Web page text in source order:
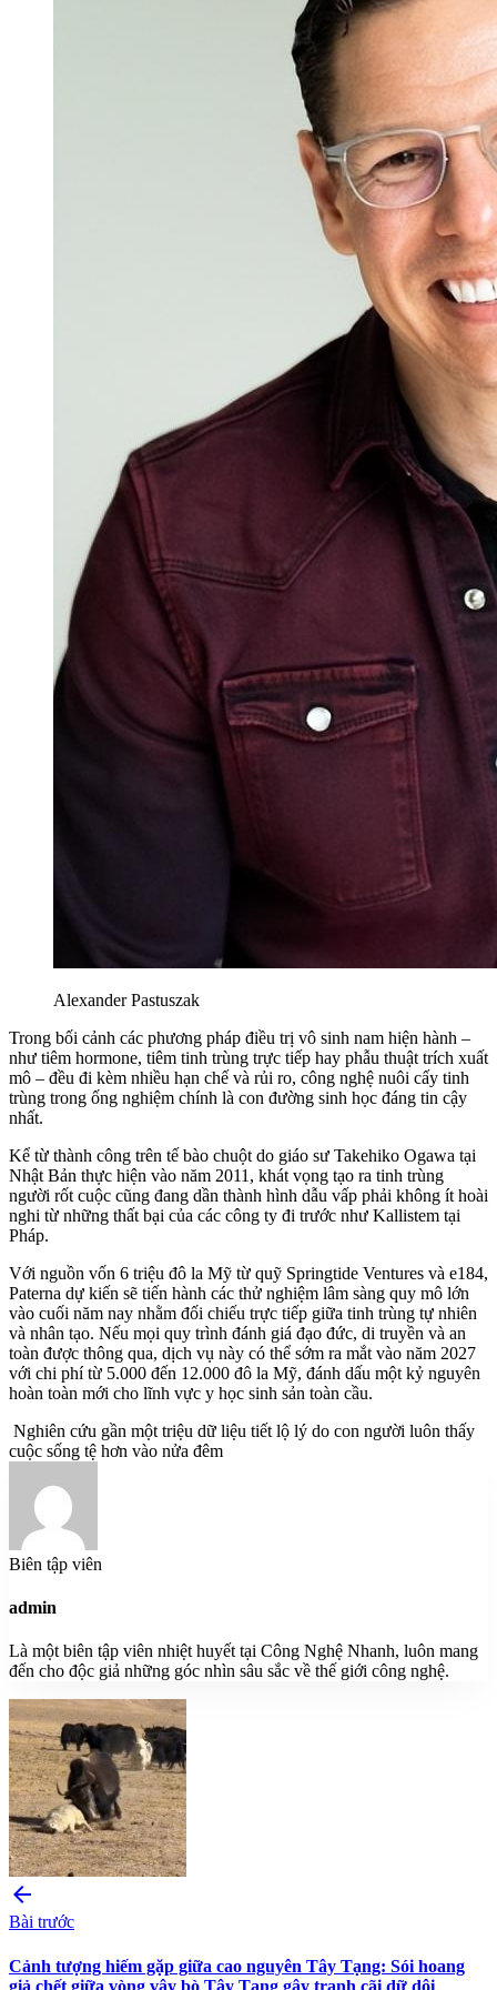
Alexander Pastuszak
Trong bối cảnh các phương pháp điều trị vô sinh nam hiện hành –
như tiêm hormone, tiêm tinh trùng trực tiếp hay phẫu thuật trích xuất
mô – đều đi kèm nhiều hạn chế và rủi ro, công nghệ nuôi cấy tinh
trùng trong ống nghiệm chính là con đường sinh học đáng tin cậy
nhất.
Kể từ thành công trên tế bào chuột do giáo sư Takehiko Ogawa tại
Nhật Bản thực hiện vào năm 2011, khát vọng tạo ra tinh trùng
người rốt cuộc cũng đang dần thành hình dẫu vấp phải không ít hoài
nghi từ những thất bại của các công ty đi trước như Kallistem tại
Pháp.
Với nguồn vốn 6 triệu đô la Mỹ từ quỹ Springtide Ventures và e184,
Paterna dự kiến sẽ tiến hành các thử nghiệm lâm sàng quy mô lớn
vào cuối năm nay nhằm đối chiếu trực tiếp giữa tinh trùng tự nhiên
và nhân tạo. Nếu mọi quy trình đánh giá đạo đức, di truyền và an
toàn được thông qua, dịch vụ này có thể sớm ra mắt vào năm 2027
với chi phí từ 5.000 đến 12.000 đô la Mỹ, đánh dấu một kỷ nguyên
hoàn toàn mới cho lĩnh vực y học sinh sản toàn cầu.
Nghiên cứu gần một triệu dữ liệu tiết lộ lý do con người luôn thấy
cuộc sống tệ hơn vào nửa đêm
Biên tập viên
admin
Là một biên tập viên nhiệt huyết tại Công Nghệ Nhanh, luôn mang
đến cho độc giả những góc nhìn sâu sắc về thế giới công nghệ.
arrow_back
Bài trước
Cảnh tượng hiếm gặp giữa cao nguyên Tây Tạng: Sói hoang
giả chết giữa vòng vây bò Tây Tạng gây tranh cãi dữ dội